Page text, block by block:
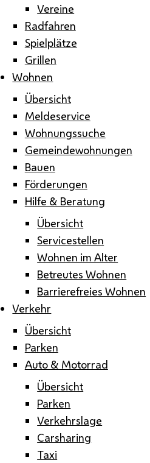
Vereine
Radfahren
Spielplätze
Grillen
Wohnen
Übersicht
Meldeservice
Wohnungssuche
Gemeindewohnungen
Bauen
Förderungen
Hilfe & Beratung
Übersicht
Servicestellen
Wohnen im Alter
Betreutes Wohnen
Barrierefreies Wohnen
Verkehr
Übersicht
Parken
Auto & Motorrad
Übersicht
Parken
Verkehrslage
Carsharing
Taxi